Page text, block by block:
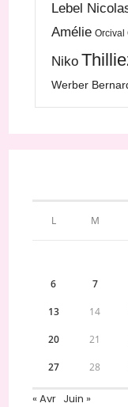
Lebel
Amélie Orcival
Niko
Werber
L M
6 7
13 14
20 21
27 28
« Avr Juin »